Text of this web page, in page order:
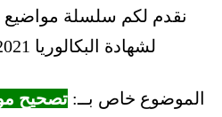
نقدم لكم سلسلة مواضيع
لشهادة البكالوريا 2021 – BAC “2021.
الموضوع خاص بــ:تصحيح